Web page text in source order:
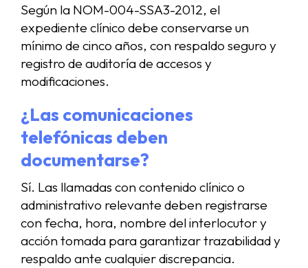
Según la NOM-004-SSA3-2012, el
expediente clínico debe conservarse un
mínimo de cinco años, con respaldo seguro y
registro de auditoría de accesos y
modificaciones.
¿Las comunicaciones
telefónicas deben
documentarse?
Sí. Las llamadas con contenido clínico o
administrativo relevante deben registrarse
con fecha, hora, nombre del interlocutor y
acción tomada para garantizar trazabilidad y
respaldo ante cualquier discrepancia.